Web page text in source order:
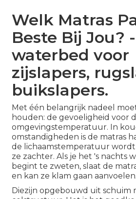
Welk Matras
Beste Bij Jou?
waterbed voor
zijslapers,
buikslapers.
Met één belangrijk nadeel
houden: de gevoeligheid voor
omgevingstemperatuur. In
omstandigheden is de matras
de lichaamstemperatuur
ze zachter. Als je het 's nachts
begint te zweten, slaat de
en kan ze klam gaan aanvoelen.
Diezijn opgebouwd uit schuim